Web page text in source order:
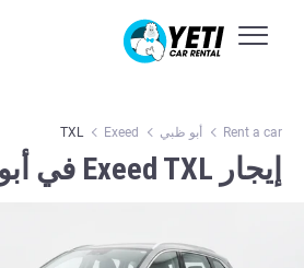
Rent a car أبو ظبي Exeed
TXL
إيجار Exeed TXL في أبو ظبي